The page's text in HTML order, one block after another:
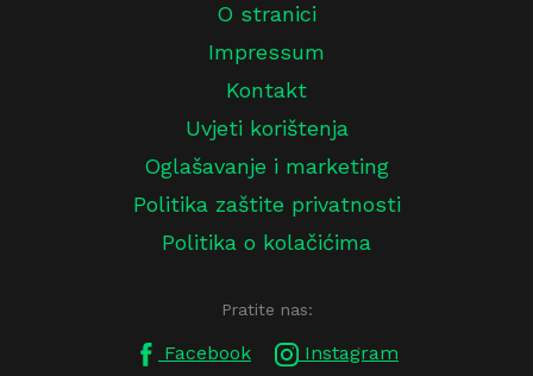
O stranici
Impressum
Kontakt
Uvjeti korištenja
Oglašavanje i marketing
Politika zaštite privatnosti
Politika o kolačićima
Pratite nas:
Facebook Instagram